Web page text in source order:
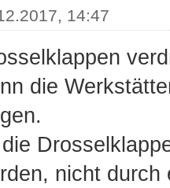
14:47
die
nicht durch